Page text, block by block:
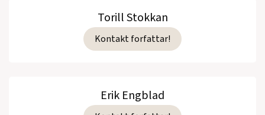
Torill Stokkan
Kontakt forfattar!
Erik Engblad